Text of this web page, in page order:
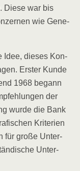
Die­se war bis
wie Gene­
Idee, die­ses Kon­
Ers­ter Kun­de
1968 begann
der
wur­de die Bank
Kri­te­ri­en
für gro­ße Unter­
Unter­